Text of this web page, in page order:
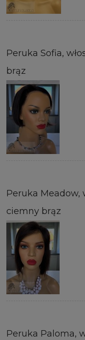
Peruka Sofia,
brąz
Peruka Meadow,
ciemny brąz
Peruka Paloma,